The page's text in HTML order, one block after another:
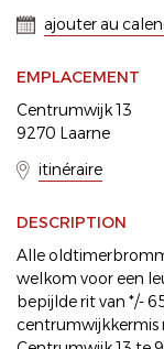
ajouter au
EMPLACEMENT
Centrumwijk 13
9270 Laarne
itinéraire
DESCRIPTION
Alle
welkom voor een
bepijlde rit van */-
centrumwijkkermis